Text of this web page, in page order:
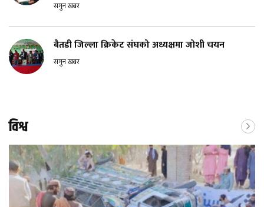
सगुन खबर
बैतडी जिल्ला क्रिकेट संघको अध्यक्षमा जोशी चयन
सगुन खबर
विश्व